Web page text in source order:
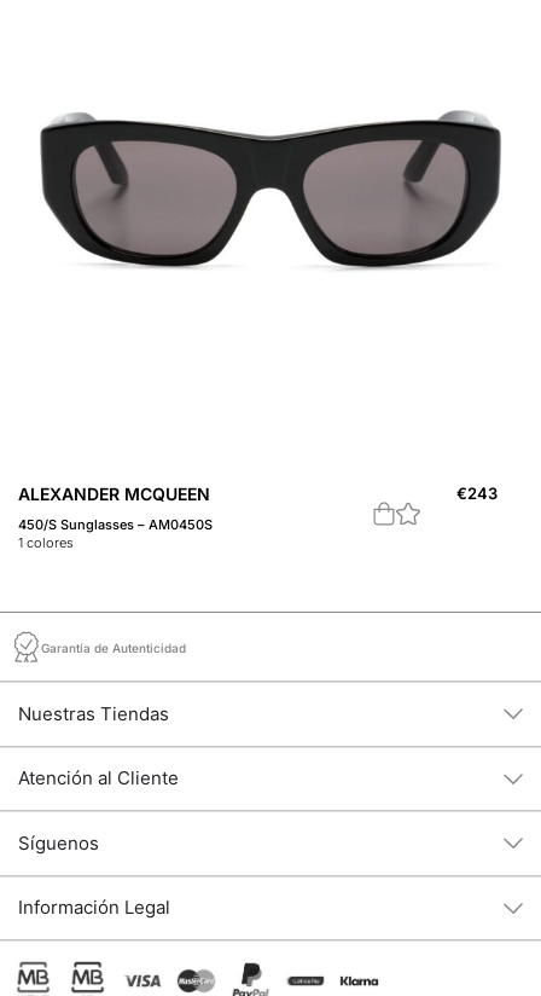
ALEXANDER MCQUEEN
450/S Sunglasses – AM0450S
1 colores
€243
Garantía de Autenticidad
Nuestras Tiendas
Atención al Cliente
Síguenos
Información Legal